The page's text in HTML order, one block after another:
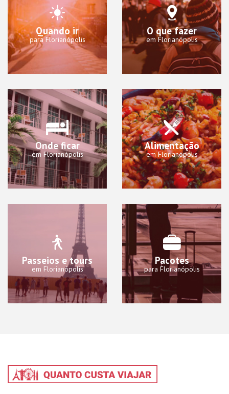
Quando ir
para Florianópolis
O que fazer
em Florianópolis
Onde ficar
em Florianópolis
Alimentação
em Florianópolis
Passeios e tours
em Florianópolis
Pacotes
para Florianópolis